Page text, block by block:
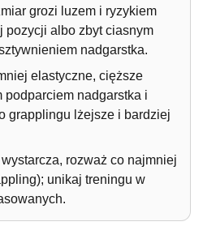
grozi luzem i ryzykiem
pozycji albo zbyt ciasnym
nadgarstka.
elastyczne, cięższe
podparciem nadgarstka i
grapplingu lżejsze i bardziej
rozważ co najmniej
unikaj treningu w